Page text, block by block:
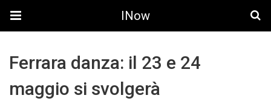
INow
Ferrara danza: il 23 e 24
maggio si svolgerà